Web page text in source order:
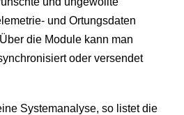
und Ortungsdaten
die Module kann man
oder versendet
Systemanalyse, so listet die